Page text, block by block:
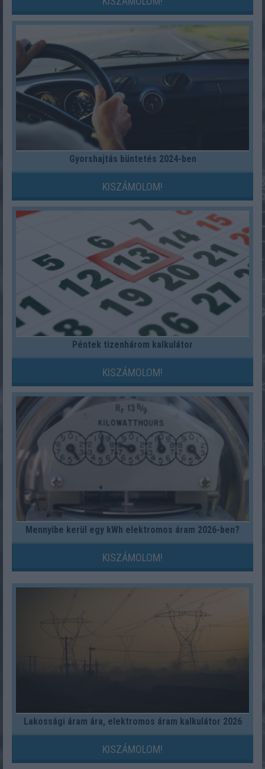
Gyorshajtás büntetés 2024-ben
KISZÁMOLOM!
Péntek tizenhárom kalkulátor
KISZÁMOLOM!
Mennyibe kerül egy kWh elektromos áram 2026-ben?
KISZÁMOLOM!
Lakossági áram ára, elektromos áram kalkulátor 2026
KISZÁMOLOM!